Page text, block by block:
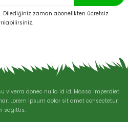
olmalı.
Gönder
Dilediğiniz zaman abonelikten ücretsiz
viverra donec nulla id id. Massa imperdiet
Lorem ipsum dolor sit amet consectetur
sagittis.